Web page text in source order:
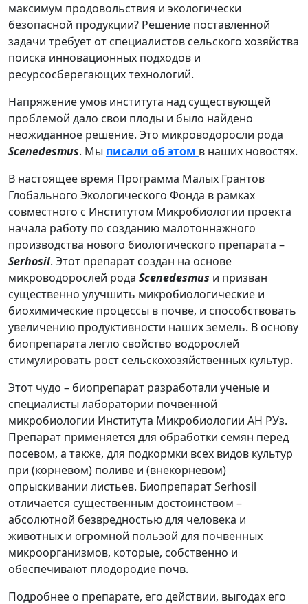
максимум продовольствия и экологически
безопасной продукции? Решение поставленной
задачи требует от специалистов сельского хозяйства
поиска инновационных подходов и
ресурсосберегающих технологий.
Напряжение умов института над существующей
проблемой дало свои плоды и было найдено
неожиданное решение. Это микроводоросли рода
Scenedesmus. Мы писали об этом в наших новостях.
В настоящее время Программа Малых Грантов
Глобального Экологического Фонда в рамках
совместного с Институтом Микробиологии проекта
начала работу по созданию малотоннажного
производства нового биологического препарата –
Serhosil. Этот препарат создан на основе
микроводорослей рода Scenedesmus и призван
существенно улучшить микробиологические и
биохимические процессы в почве, и способствовать
увеличению продуктивности наших земель. В основу
биопрепарата легло свойство водорослей
стимулировать рост сельскохозяйственных культур.
Этот чудо – биопрепарат разработали ученые и
специалисты лаборатории почвенной
микробиологии Института Микробиологии АН РУз.
Препарат применяется для обработки семян перед
посевом, а также, для подкормки всех видов культур
при (корневом) поливе и (внекорневом)
опрыскивании листьев. Биопрепарат Serhosil
отличается существенным достоинством –
абсолютной безвредностью для человека и
животных и огромной пользой для почвенных
микроорганизмов, которые, собственно и
обеспечивают плодородие почв.
Подробнее о препарате, его действии, выгодах его